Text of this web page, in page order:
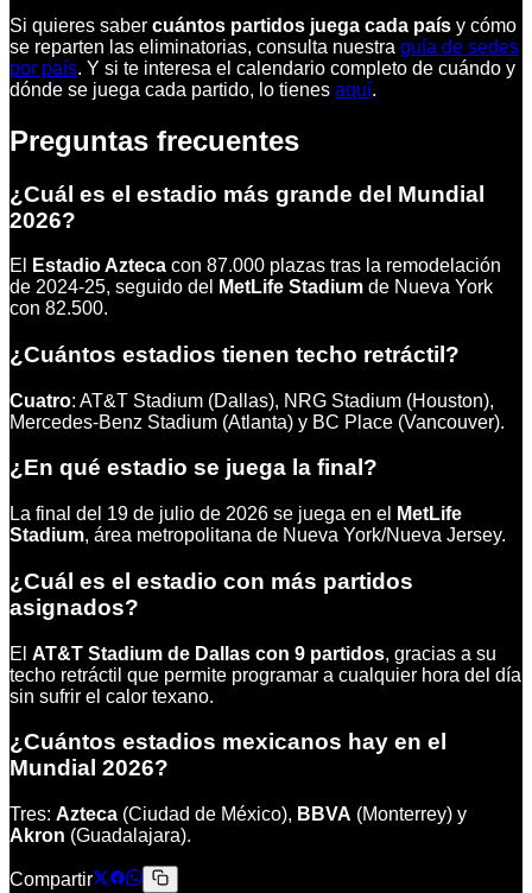
Si quieres saber cuántos partidos juega cada país y cómo
se reparten las eliminatorias, consulta nuestra guía de sedes
por país. Y si te interesa el calendario completo de cuándo y
dónde se juega cada partido, lo tienes aquí.
Preguntas frecuentes
¿Cuál es el estadio más grande del Mundial
2026?
El Estadio Azteca con 87.000 plazas tras la remodelación
de 2024-25, seguido del
MetLife Stadium de Nueva York
con 82.500.
¿Cuántos estadios tienen techo retráctil?
Cuatro: AT&T Stadium (Dallas), NRG Stadium (Houston),
Mercedes-Benz Stadium (Atlanta) y BC Place (Vancouver).
¿En qué estadio se juega la final?
La final del 19 de julio de 2026 se juega en el
MetLife
Stadium, área metropolitana de Nueva York/Nueva Jersey.
¿Cuál es el estadio con más partidos
asignados?
El AT&T Stadium de Dallas con 9 partidos, gracias a su
techo retráctil que permite programar a cualquier hora del día
sin sufrir el calor texano.
¿Cuántos estadios mexicanos hay en el
Mundial 2026?
Tres: Azteca (Ciudad de México), BBVA (Monterrey) y
Akron (Guadalajara).
Compartir